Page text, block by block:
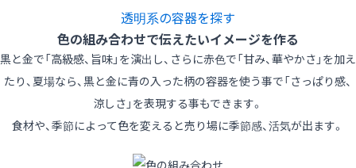
透明系の容器を探す
色の組み合わせで伝えたいイメージを作る
黒と金で「高級感、旨味」を演出し、さらに赤色で「甘み、華やかさ」を加え
たり、夏場なら、黒と金に青の入った柄の容器を使う事で「さっぱり感、
涼しさ」を表現する事もできます。
食材や、季節によって色を変えると売り場に季節感、活気が出ます。